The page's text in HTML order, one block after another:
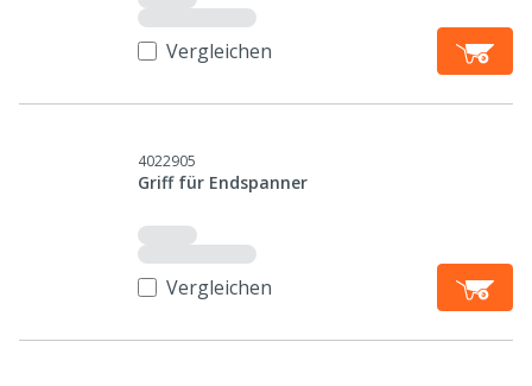
Vergleichen
4022905
Griff für Endspanner
Vergleichen